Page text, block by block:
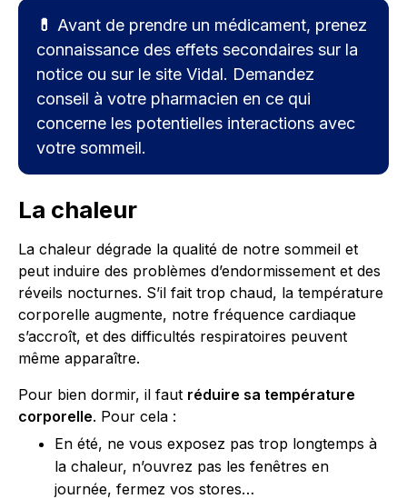
💊 Avant de prendre un médicament, prenez
connaissance des effets secondaires sur la
notice ou sur le site Vidal. Demandez
conseil à votre pharmacien en ce qui
concerne les potentielles interactions avec
votre sommeil.
La chaleur
La chaleur dégrade la qualité de notre sommeil et
peut induire des problèmes d’endormissement et des
réveils nocturnes. S’il fait trop chaud, la température
corporelle augmente, notre fréquence cardiaque
s’accroît, et des difficultés respiratoires peuvent
même apparaître.
Pour bien dormir, il faut réduire sa température
corporelle. Pour cela :
En été, ne vous exposez pas trop longtemps à
la chaleur, n’ouvrez pas les fenêtres en
journée, fermez vos stores…